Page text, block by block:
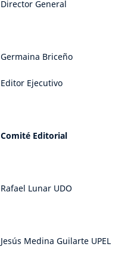
Director General
Germaina Briceño
Editor Ejecutivo
Comité Editorial
Rafael Lunar UDO
Jesús Medina Guilarte UPEL